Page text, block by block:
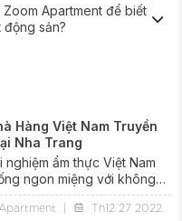
Apartment để biết
sản?
Hàng Việt Nam Truyền
Nha Trang
ẩm thực Việt Nam
ngon miệng với không
mái kiểu gia đình, hãy thử
hàng Việt Nam truyền
| Th12 27 2022